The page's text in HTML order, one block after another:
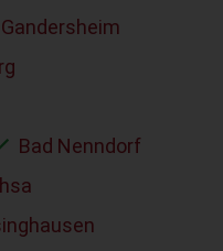
Bad Nenndorf